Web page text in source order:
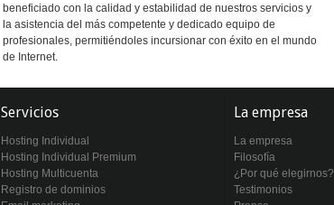
beneficiado con la calidad y estabilidad de nuestros servicios y
la asistencia del más competente y dedicado equipo de
profesionales, permitiéndoles incursionar con éxito en el mundo
de Internet.
Servicios
Hosting Individual
Hosting Individual Premium
Hosting Multicuenta
Registro de dominios
La empresa
La empresa
Filosofía
¿Por qué elegirnos?
Testimonios